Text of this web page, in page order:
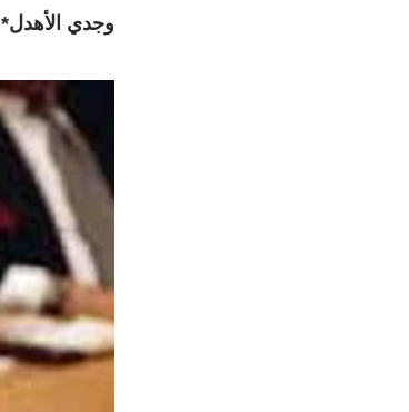
وجدي الأهدل*